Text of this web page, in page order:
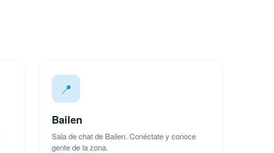
📍
Bailen
Sala de chat de Bailen. Conéctate y conoce
gente de la zona.